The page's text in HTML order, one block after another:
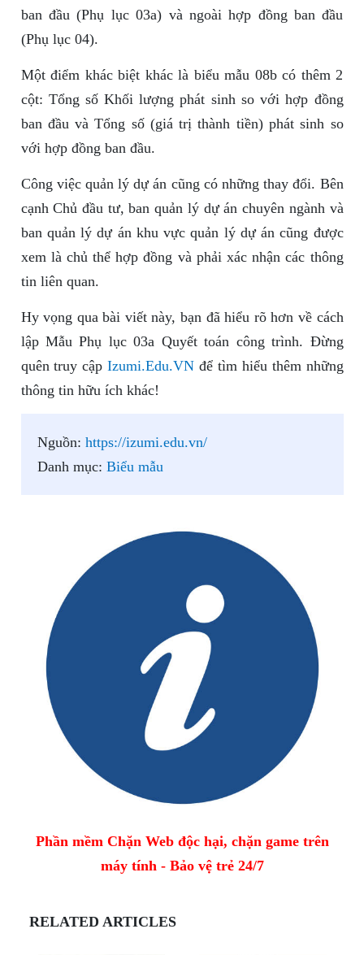
ban đầu (Phụ lục 03a) và ngoài hợp đồng ban đầu
(Phụ lục 04).
Một điểm khác biệt khác là biểu mẫu 08b có thêm 2
cột: Tổng số Khối lượng phát sinh so với hợp đồng
ban đầu và Tổng số (giá trị thành tiền) phát sinh so
với hợp đồng ban đầu.
Công việc quản lý dự án cũng có những thay đổi. Bên
cạnh Chủ đầu tư, ban quản lý dự án chuyên ngành và
ban quản lý dự án khu vực quản lý dự án cũng được
xem là chủ thể hợp đồng và phải xác nhận các thông
tin liên quan.
Hy vọng qua bài viết này, bạn đã hiểu rõ hơn về cách
lập Mẫu Phụ lục 03a Quyết toán công trình. Đừng
quên truy cậpIzumi.Edu.VN để tìm hiểu thêm những
thông tin hữu ích khác!
Nguồn: https://izumi.edu.vn/
Danh mục: Biểu mẫu
Phần mềm Chặn Web độc hại, chặn game trên
máy tính - Bảo vệ trẻ 24/7
RELATED ARTICLES